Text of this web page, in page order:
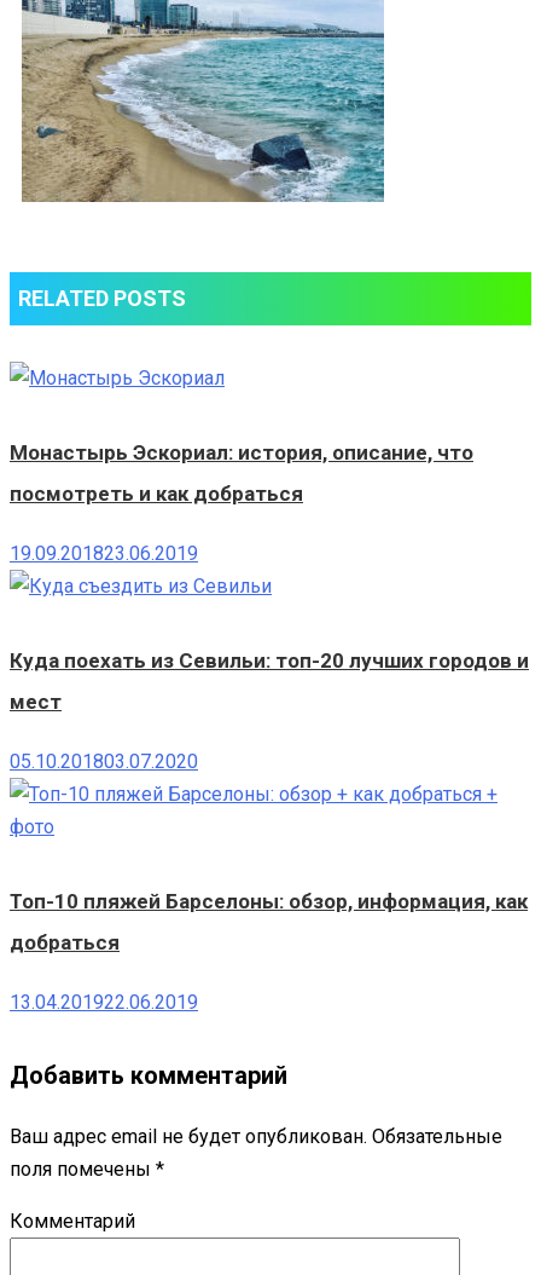
RELATED POSTS
Монастырь Эскориал: история, описание, что
посмотреть и как добраться
19.09.201823.06.2019
Куда поехать из Севильи: топ-20 лучших городов и
мест
05.10.201803.07.2020
Топ-10 пляжей Барселоны: обзор, информация, как
добраться
13.04.201922.06.2019
Добавить комментарий
Ваш адрес email не будет опубликован. Обязательные
поля помечены *
Комментарий